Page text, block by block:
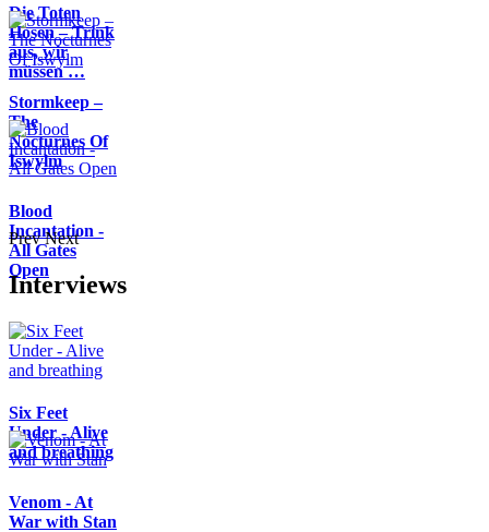
Die Toten
Hosen – Trink
aus, wir
müssen …
Stormkeep –
The
Nocturnes Of
Iswylm
Blood
Incantation -
All Gates
Open
Prev Next
Interviews
Six Feet
Under - Alive
and breathing
Venom - At
War with Stan